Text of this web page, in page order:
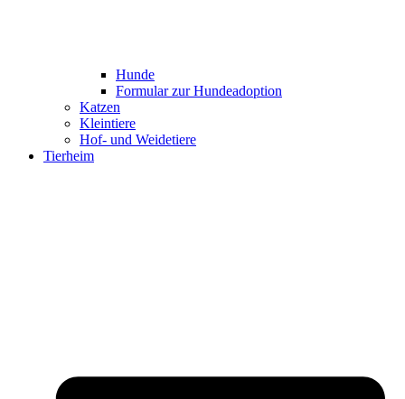
Hunde
Formular zur Hundeadoption
Katzen
Kleintiere
Hof- und Weidetiere
Tierheim